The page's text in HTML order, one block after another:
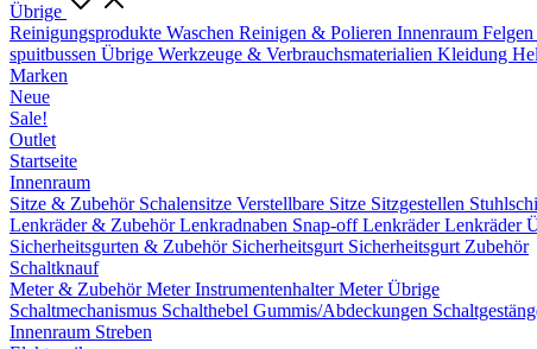
Übrige
Reinigungsprodukte Waschen Reinigen & Polieren Innenraum
spuitbussen Übrige Werkzeuge & Verbrauchsmaterialien Kleidung
Marken
Neue
Sale!
Outlet
Startseite
Innenraum
Sitze & Zubehör Schalensitze Verstellbare Sitze Sitzgestellen
Lenkräder & ZubehörLenkradnaben Snap-offLenkräderLenkräder
Sicherheitsgurten & Zubehör Sicherheitsgurt Sicherheitsgurt Zubehör
Schaltknauf
Meter & ZubehörMeterInstrumentenhalterMeter Übrige
Schaltmechanismus Schalthebel Gummis/Abdeckungen
Innenraum Streben